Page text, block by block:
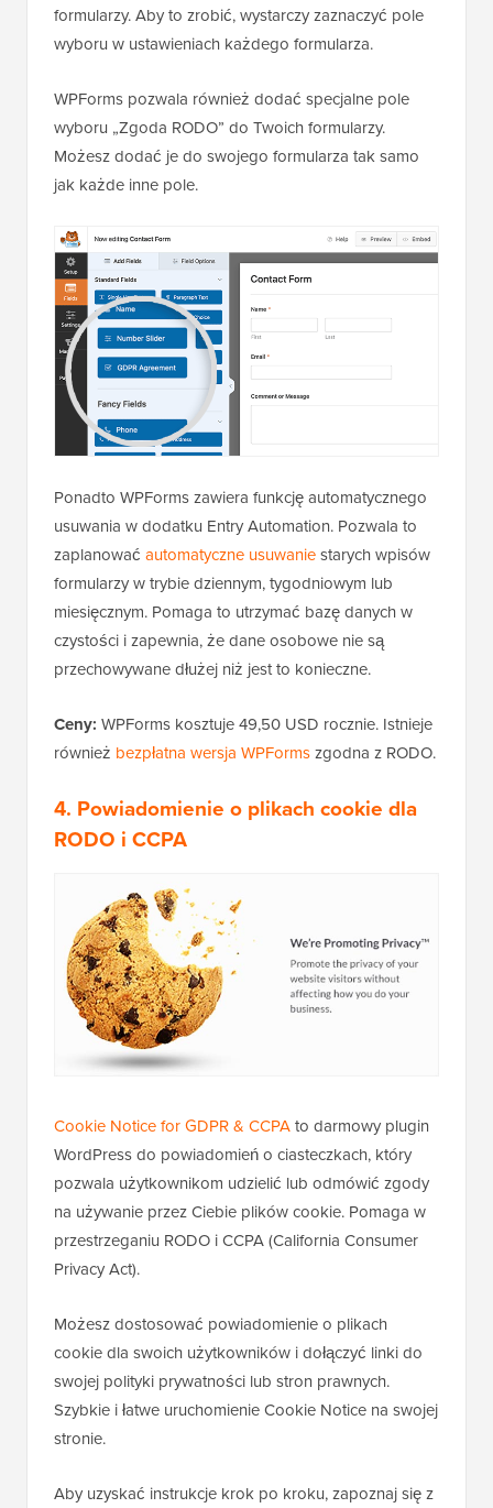
formularzy. Aby to zrobić, wystarczy zaznaczyć pole
wyboru w ustawieniach każdego formularza.
WPForms pozwala również dodać specjalne pole
wyboru „Zgoda RODO” do Twoich formularzy.
Możesz dodać je do swojego formularza tak samo
jak każde inne pole.
Ponadto WPForms zawiera funkcję automatycznego
usuwania w dodatku Entry Automation. Pozwala to
zaplanować automatyczne usuwaniestarych wpisów
formularzy w trybie dziennym, tygodniowym lub
miesięcznym. Pomaga to utrzymać bazę danych w
czystości i zapewnia, że dane osobowe nie są
przechowywane dłużej niż jest to konieczne.
Ceny: WPForms kosztuje 49,50 USD rocznie. Istnieje
również bezpłatna wersja WPFormszgodna z RODO.
4. Powiadomienie o plikach cookie dla
RODO i CCPA
Cookie Notice for GDPR & CCPAto darmowy plugin
WordPress do powiadomień o ciasteczkach, który
pozwala użytkownikom udzielić lub odmówić zgody
na używanie przez Ciebie plików cookie. Pomaga w
przestrzeganiu RODO i CCPA (California Consumer
Privacy Act).
Możesz dostosować powiadomienie o plikach
cookie dla swoich użytkowników i dołączyć linki do
swojej polityki prywatności lub stron prawnych.
Szybkie i łatwe uruchomienie Cookie Notice na swojej
stronie.
Aby uzyskać instrukcje krok po kroku, zapoznaj się z